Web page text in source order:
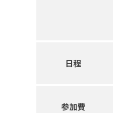
日程
参加費